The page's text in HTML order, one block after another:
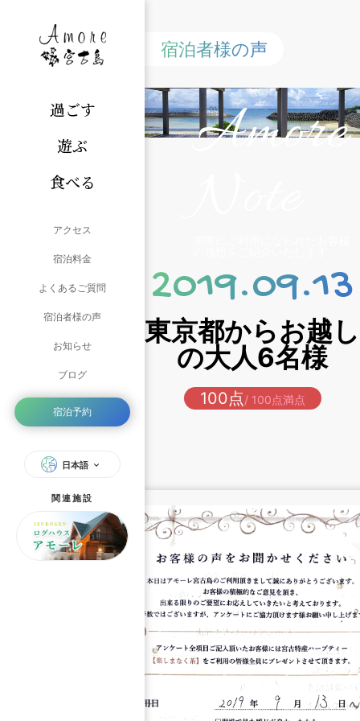
過ごす
遊ぶ
食べる
アクセス
宿泊料金
よくあるご質問
宿泊者様の声
お知らせ
ブログ
宿泊予約
日本語
関連施設
宿泊者様の声
Amore
2019.09.13
東京都からお越し
の大人6名様
100点/ 100点満点